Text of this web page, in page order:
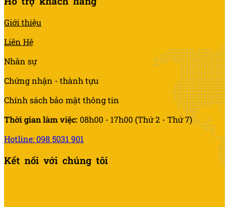
Giới thiệu
Liên Hệ
Nhân sự
Chứng nhận - thành tựu
Chính sách bảo mật thông tin
Thời gian làm việc: 08h00 - 17h00 (Thứ 2 - Thứ 7)
Hotline: 098 5031 901
Kết nối với chúng tôi